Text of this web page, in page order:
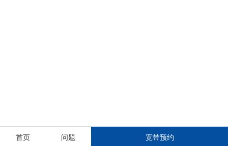
首页 问题 宽带预约